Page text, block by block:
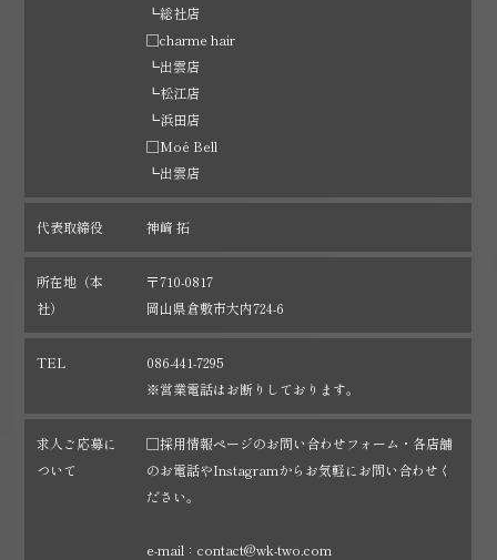
┗総社店
□charme hair
┗出雲店
┗松江店
┗浜田店
□Moé Bell
┗出雲店
代表取締役 神﨑 拓
所在地（本
社）
〒710-0817
岡山県倉敷市大内724-6
TEL
086-441-7295
※営業電話はお断りしております。
求人ご応募に
ついて
□採用情報ページのお問い合わせフォーム・各店舗
のお電話やInstagramからお気軽にお問い合わせく
ださい。
e-mail：contact@wk-two.com